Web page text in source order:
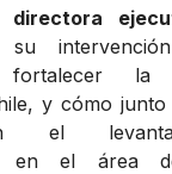
directora
la
y cómo junto
el
en el área